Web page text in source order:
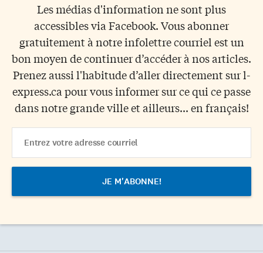
Les médias d'information ne sont plus
accessibles via Facebook. Vous abonner
gratuitement à notre infolettre courriel est un
bon moyen de continuer d’accéder à nos articles.
Prenez aussi l'habitude d’aller directement sur l-
express.ca pour vous informer sur ce qui ce passe
dans notre grande ville et ailleurs... en français!
Address